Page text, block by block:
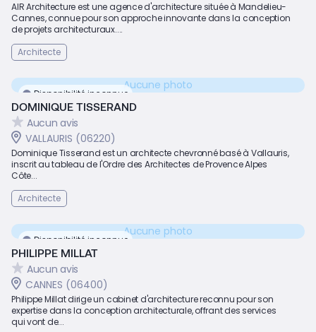
AIR Architecture est une agence d'architecture située à Mandelieu-
Cannes, connue pour son approche innovante dans la conception
de projets architecturaux....
Architecte
Disponibilité inconnue
Aucune photo
DOMINIQUE TISSERAND
Aucun avis
VALLAURIS (06220)
Dominique Tisserand est un architecte chevronné basé à Vallauris,
inscrit au tableau de l'Ordre des Architectes de Provence Alpes
Côte...
Architecte
Disponibilité inconnue
Aucune photo
PHILIPPE MILLAT
Aucun avis
CANNES (06400)
Philippe Millat dirige un cabinet d'architecture reconnu pour son
expertise dans la conception architecturale, offrant des services
qui vont de...